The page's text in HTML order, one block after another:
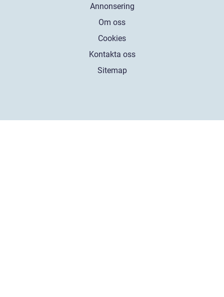
Annonsering
Om oss
Cookies
Kontakta oss
Sitemap